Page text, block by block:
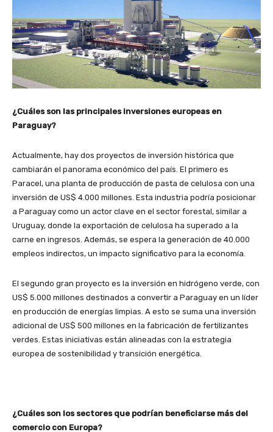
¿Cuáles son las principales inversiones europeas en
Paraguay?
Actualmente, hay dos proyectos de inversión histórica que
cambiarán el panorama económico del país. El primero es
Paracel, una planta de producción de pasta de celulosa con una
inversión de US$ 4.000 millones. Esta industria podría posicionar
a Paraguay como un actor clave en el sector forestal, similar a
Uruguay, donde la exportación de celulosa ha superado a la
carne en ingresos. Además, se espera la generación de 40.000
empleos indirectos, un impacto significativo para la economía.
El segundo gran proyecto es la inversión en hidrógeno verde, con
US$ 5.000 millones destinados a convertir a Paraguay en un líder
en producción de energías limpias. A esto se suma una inversión
adicional de US$ 500 millones en la fabricación de fertilizantes
verdes. Estas iniciativas están alineadas con la estrategia
europea de sostenibilidad y transición energética.
¿Cuáles son los sectores que podrían beneficiarse más del
comercio con Europa?